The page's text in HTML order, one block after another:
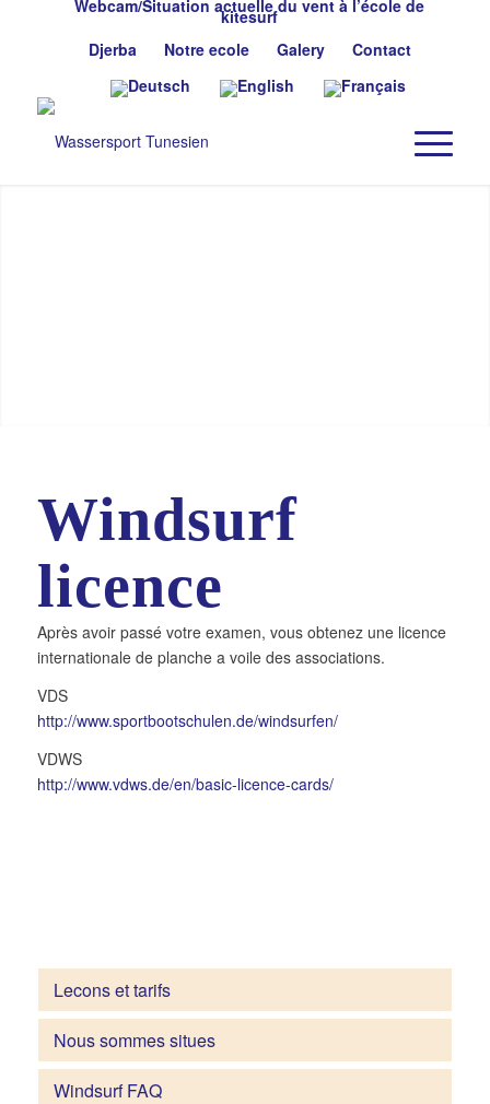
Webcam/Situation actuelle du vent à l’école de
kitesurf
Djerba
Notre ecole Galery Contact
Windsurf
licence
Après avoir passé votre examen, vous obtenez une licence
internationale de planche a voile des associations.
VDS
http://www.sportbootschulen.de/windsurfen/
VDWS
http://www.vdws.de/en/basic-licence-cards/
Lecons et tarifs
Nous sommes situes
Windsurf FAQ